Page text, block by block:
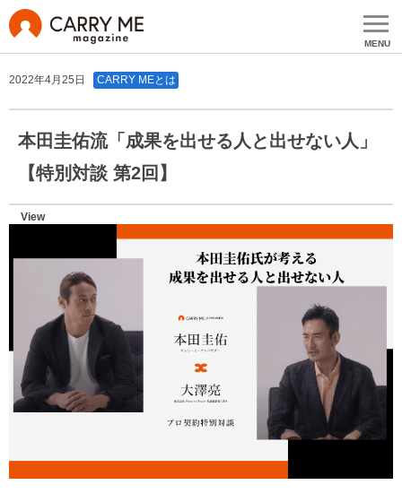
MENU
2022年4月25日 CARRY MEとは
本田圭佑流「成果を出せる人と出せない人」
【特別対談 第2回】
View